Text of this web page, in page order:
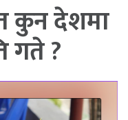
कुन देशमा
गते ?